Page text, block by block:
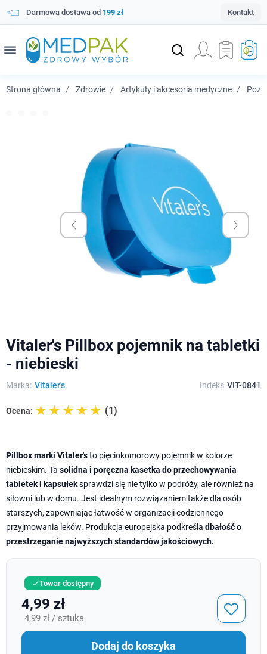
Darmowa dostawa od 199 zł Kontakt
menu
Strona główna Zdrowie Artykuły i akcesoria medyczne
Vitaler's Pillbox pojemnik na tabletki
- niebieski
Marka: Vitaler's Indeks VIT-0841
Ocena: ☆☆☆☆☆
★★★★★ (1)
Pillbox marki Vitaler'sto pięciokomorowy pojemnik w kolorze
niebieskim. Ta solidna i poręczna kasetka do przechowywania
tableteki kapsułeksprawdzi się nie tylko w podróży, ale również na
siłowni lub w domu. Jest idealnym rozwiązaniem także dla osób
starszych, zapewniając łatwość w organizacji codziennego
przyjmowania leków. Produkcja europejska podkreśla dbałość o
przestrzeganie najwyższych standardów jakościowych.
Towar dostępny
4,99 zł
4,99 zł / sztuka
Dodaj do koszyka